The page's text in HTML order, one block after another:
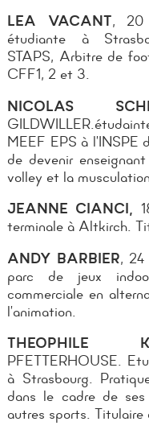
LEA VACANT, 20
étudiante à
STAPS, Arbitre de
CFF1, 2 et 3.
NICOLAS
MEEF EPS à l’INSPE
de devenir enseignant
volley et la
JEANNE CIANCI,
terminale à Altkirch.
ANDY BARBIER, 24
parc de jeux
commerciale en
l’animation.
THEOPHILE
PFETTERHOUSE.
à Strasbourg.
dans le cadre de ses
autres sports.